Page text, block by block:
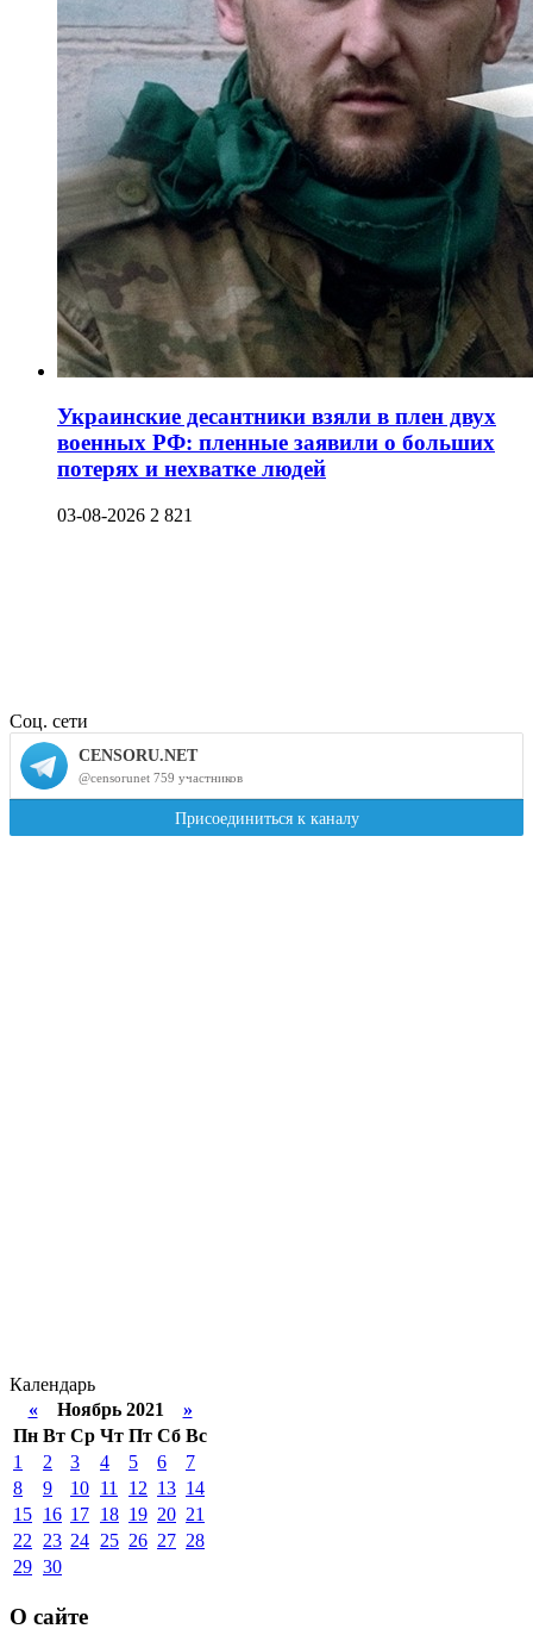
Украинские десантники взяли в плен двух
военных РФ: пленные заявили о больших
потерях и нехватке людей
03-08-2026 2 821
Соц. сети
Календарь
«Ноябрь 2021 »
Пн Вт Ср Чт Пт Сб Вс
1
2 3 4 5 6
7
8
9 10 11 12 13 14
15 16 17 18 19 20 21
22
23 24 25 26 27 28
29 30
О сайте